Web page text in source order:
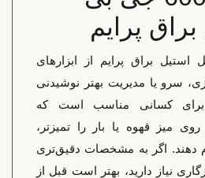
پرایم
استیل براق پرایم از ابزارهای
سرو یا مدیریت بهتر نوشیدنی
کسانی مناسب است که
میز قهوه یا بار را تمیزتر،
دهند. اگر به مشخصات دقیق‌تری
نیاز دارید، بهتر است قبل از